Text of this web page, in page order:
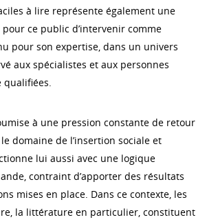
à lire représente également une
ce public d’intervenir comme
pour son expertise, dans un univers
aux spécialistes et aux personnes
qualifiées.
à une pression constante de retour
domaine de l’insertion sociale et
lui aussi avec une logique
contraint d’apporter des résultats
mises en place. Dans ce contexte, les
la littérature en particulier, constituent